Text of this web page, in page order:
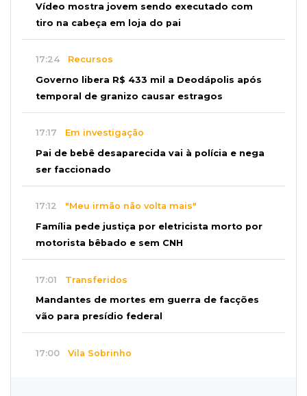
Vídeo mostra jovem sendo executado com
tiro na cabeça em loja do pai
17:24 Recursos
Governo libera R$ 433 mil a Deodápolis após
temporal de granizo causar estragos
17:17 Em investigação
Pai de bebê desaparecida vai à polícia e nega
ser faccionado
17:12 "Meu irmão não volta mais"
Família pede justiça por eletricista morto por
motorista bêbado e sem CNH
17:01 Transferidos
Mandantes de mortes em guerra de facções
vão para presídio federal
17:00 Vila Sobrinho